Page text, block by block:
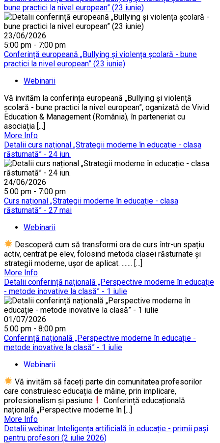
bune practici la nivel european” (23 iunie)
23/06/2026
5:00 pm - 7:00 pm
Conferință europeană „Bullying și violența școlară - bune
practici la nivel european” (23 iunie)
Webinarii
Vă invităm la conferința europeană „Bullying și violență
școlară - bune practici la nivel european”, oganizată de Vivid
Education & Management (România), în parteneriat cu
asociația [...]
More Info
Detalii curs național „Strategii moderne în educație - clasa
răsturnată” - 24 iun.
24/06/2026
5:00 pm - 7:00 pm
Curs național „Strategii moderne în educație - clasa
răsturnată” - 27 mai
Webinarii
Descoperă cum să transformi ora de curs într-un spațiu
activ, centrat pe elev, folosind metoda clasei răsturnate și
strategii moderne, ușor de aplicat. ....... [...]
More Info
Detalii conferință națională „Perspective moderne în educație
- metode inovative la clasă” - 1 iulie
01/07/2026
5:00 pm - 8:00 pm
Conferință națională „Perspective moderne în educație -
metode inovative la clasă” - 1 iulie
Webinarii
Vă invităm să faceți parte din comunitatea profesorilor
care construiesc educația de mâine, prin implicare,
profesionalism și pasiune
Conferință educațională
națională „Perspective moderne în [...]
More Info
Detalii webinar Inteligența artificială în educație - primii pași
pentru profesori (2 iulie 2026)